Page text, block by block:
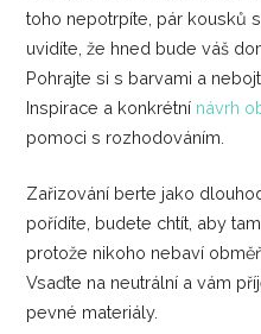
toho nepotrpíte, pár kousků
uvidíte, že hned bude váš
Pohrajte si s barvami a
Inspirace a konkrétní návrh
pomoci s rozhodováním.
Zařizování berte jako
pořídíte, budete chtít, aby
protože nikoho nebaví
Vsaďte na neutrální a vám
pevné materiály.